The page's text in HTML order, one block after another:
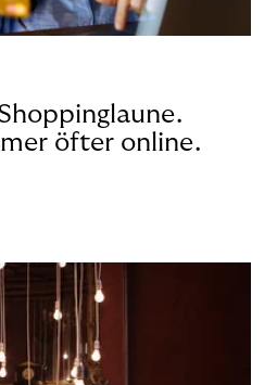
öfter online.